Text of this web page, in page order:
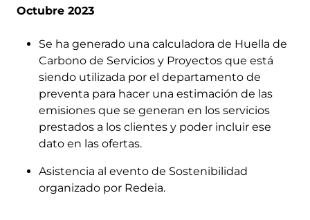
Octubre 2023
Se ha generado una calculadora de Huella de
Carbono de Servicios y Proyectos que está
siendo utilizada por el departamento de
preventa para hacer una estimación de las
emisiones que se generan en los servicios
prestados a los clientes y poder incluir ese
dato en las ofertas.
Asistencia al evento de Sostenibilidad
organizado por Redeia.